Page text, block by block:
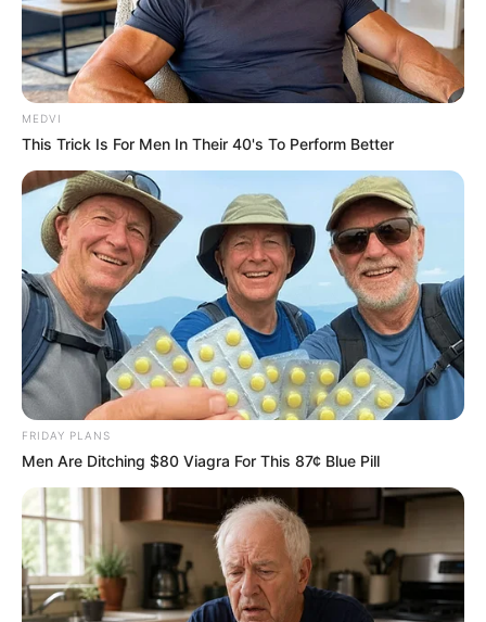
TAGS
ΕΥΒΟΙΑ
ΤΑΥΤΟΤΗΤΑ ΚΑΙ ΕΠΙΚΟΙΝΩΝΙΑ ΟΡΟΙ ΧΡΗΣΗΣ
MEDVI
This Trick Is For Men In Their 40's To Perform Better
FRIDAY PLANS
Men Are Ditching $80 Viagra For This 87¢ Blue Pill